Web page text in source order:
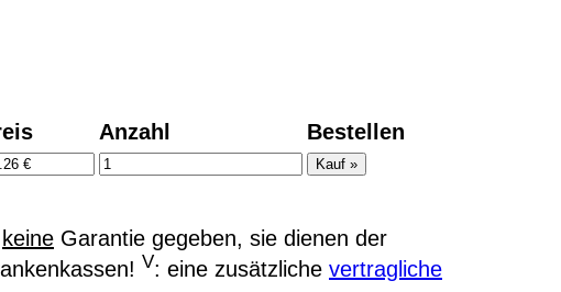
Anzahl
Bestellen
keine Garantie gegeben, sie dienen der
V: eine zusätzliche vertragliche